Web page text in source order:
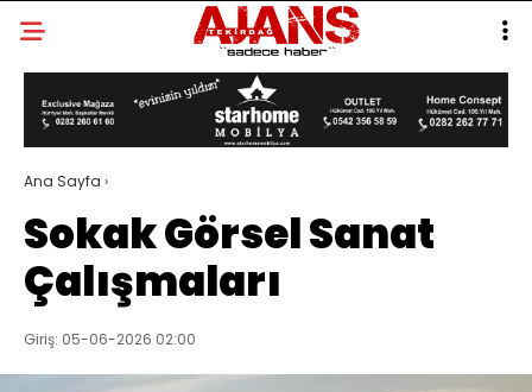
Ana Sayfa ›
Sokak Görsel Sanat
Çalışmaları
Giriş: 05-06-2026 02:00